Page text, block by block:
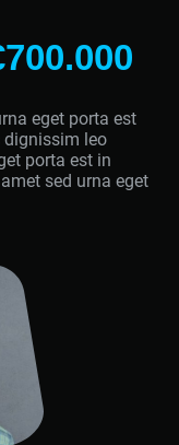
eget porta est
dignissim leo
porta est in
sed urna eget